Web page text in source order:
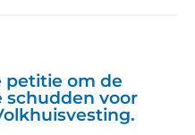
petitie om de
schudden voor